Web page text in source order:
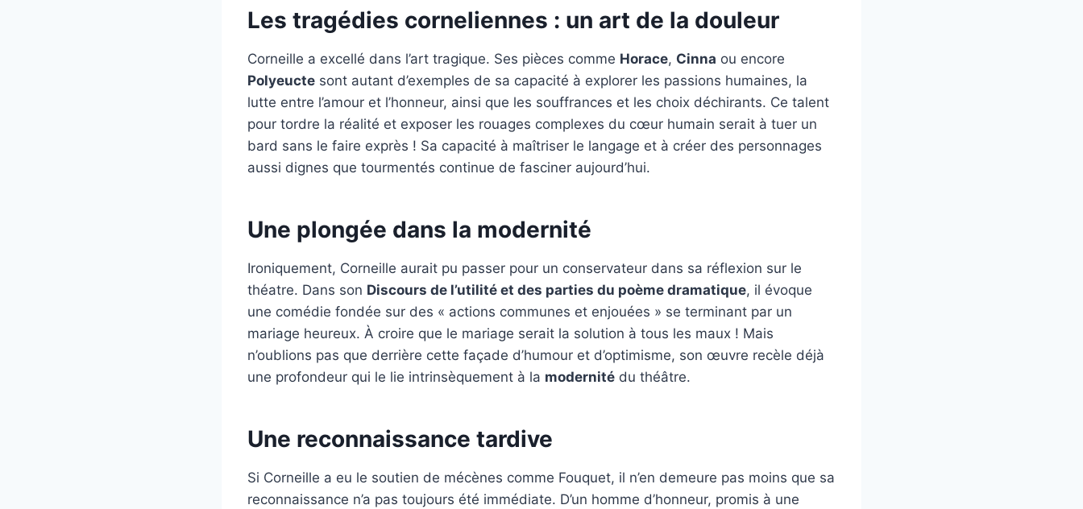
Les tragédies corneliennes : un art de la douleur
Corneille a excellé dans l’art tragique. Ses pièces comme Horace, Cinna ou encore
Polyeucte sont autant d’exemples de sa capacité à explorer les passions humaines, la
lutte entre l’amour et l’honneur, ainsi que les souffrances et les choix déchirants. Ce talent
pour tordre la réalité et exposer les rouages complexes du cœur humain serait à tuer un
bard sans le faire exprès ! Sa capacité à maîtriser le langage et à créer des personnages
aussi dignes que tourmentés continue de fasciner aujourd’hui.
Une plongée dans la modernité
Ironiquement, Corneille aurait pu passer pour un conservateur dans sa réflexion sur le
théatre. Dans son Discours de l’utilité et des parties du poème dramatique, il évoque
une comédie fondée sur des « actions communes et enjouées » se terminant par un
mariage heureux. À croire que le mariage serait la solution à tous les maux ! Mais
n’oublions pas que derrière cette façade d’humour et d’optimisme, son œuvre recèle déjà
une profondeur qui le lie intrinsèquement à la modernité du théâtre.
Une reconnaissance tardive
Si Corneille a eu le soutien de mécènes comme Fouquet, il n’en demeure pas moins que sa
reconnaissance n’a pas toujours été immédiate. D’un homme d’honneur, promis à une